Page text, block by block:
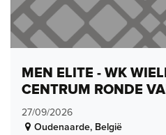
MEN ELITE - WK
CENTRUM RONDE
27/09/2026
Oudenaarde, België